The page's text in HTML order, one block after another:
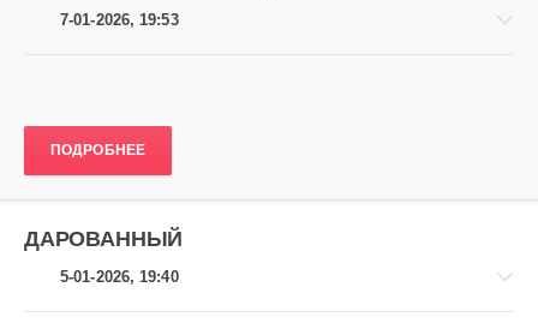
7-01-2026, 19:53
Аниме
gugolo
0
ПОДРОБНЕЕ
ДАРОВАННЫЙ
5-01-2026, 19:40